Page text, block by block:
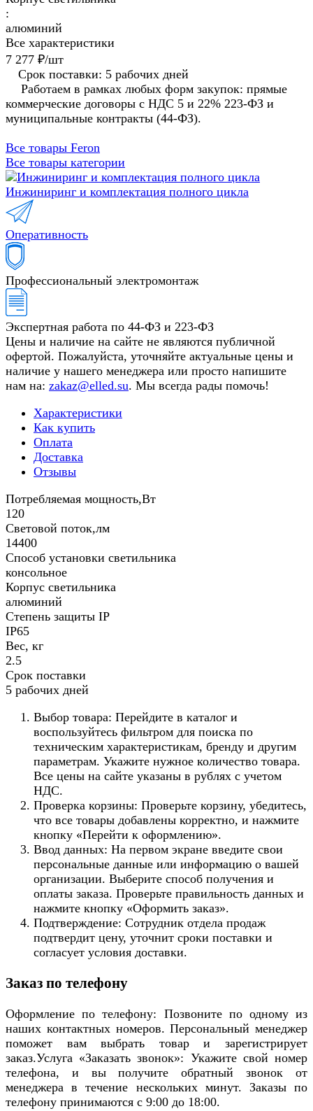
:
алюминий
Все характеристики
7 277 ₽/шт
Срок поставки: 5 рабочих дней
Работаем в рамках любых форм закупок: прямые
коммерческие договоры с НДС 5 и 22% 223-ФЗ и
муниципальные контракты (44-ФЗ).
Все товары Feron
Все товары категории
Инжиниринг и комплектация полного цикла
Оперативность
Профессиональный электромонтаж
Экспертная работа по 44-ФЗ и 223-ФЗ
Цены и наличие на сайте не являются публичной
офертой. Пожалуйста, уточняйте актуальные цены и
наличие у нашего менеджера или просто напишите
нам на: zakaz@elled.su. Мы всегда рады помочь!
Характеристики
Как купить
Оплата
Доставка
Отзывы
Потребляемая мощность,Вт
120
Световой поток,лм
14400
Способ установки светильника
консольное
Корпус светильника
алюминий
Степень защиты IP
IP65
Вес, кг
2.5
Срок поставки
5 рабочих дней
Выбор товара: Перейдите в каталог и
воспользуйтесь фильтром для поиска по
техническим характеристикам, бренду и другим
параметрам. Укажите нужное количество товара.
Все цены на сайте указаны в рублях с учетом
НДС.
Проверка корзины: Проверьте корзину, убедитесь,
что все товары добавлены корректно, и нажмите
кнопку «Перейти к оформлению».
Ввод данных: На первом экране введите свои
персональные данные или информацию о вашей
организации. Выберите способ получения и
оплаты заказа. Проверьте правильность данных и
нажмите кнопку «Оформить заказ».
Подтверждение: Сотрудник отдела продаж
подтвердит цену, уточнит сроки поставки и
согласует условия доставки.
Заказ по телефону
Оформление по телефону: Позвоните по одному из
наших контактных номеров. Персональный менеджер
поможет вам выбрать товар и зарегистрирует
заказ.Услуга «Заказать звонок»: Укажите свой номер
телефона, и вы получите обратный звонок от
менеджера в течение нескольких минут. Заказы по
телефону принимаются с 9:00 до 18:00.